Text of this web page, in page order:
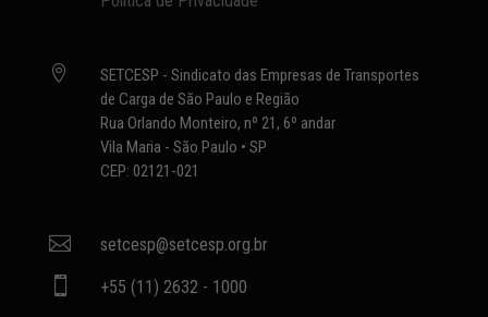

SETCESP - Sindicato das Empresas de Transportes
de Carga de São Paulo e Região
Rua Orlando Monteiro, nº 21, 6º andar
Vila Maria - São Paulo • SP
CEP: 02121-021
 setcesp@setcesp.org.br
 +55 (11) 2632 - 1000